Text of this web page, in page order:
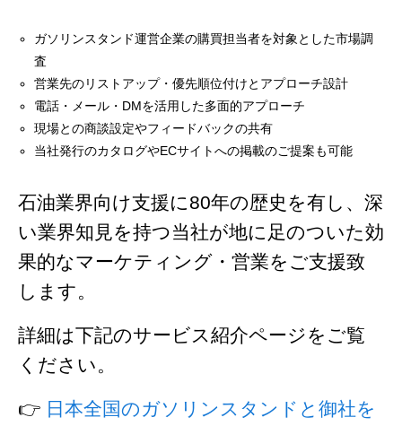
ガソリンスタンド運営企業の購買担当者を対象とした市場調
査
営業先のリストアップ・優先順位付けとアプローチ設計
電話・メール・DMを活用した多面的アプローチ
現場との商談設定やフィードバックの共有
当社発行のカタログやECサイトへの掲載のご提案も可能
石油業界向け支援に80年の歴史を有し、深
い業界知見を持つ当社が地に足のついた効
果的なマーケティング・営業をご支援致
します。
詳細は下記のサービス紹介ページをご覧
ください。
👉 日本全国のガソリンスタンドと御社を